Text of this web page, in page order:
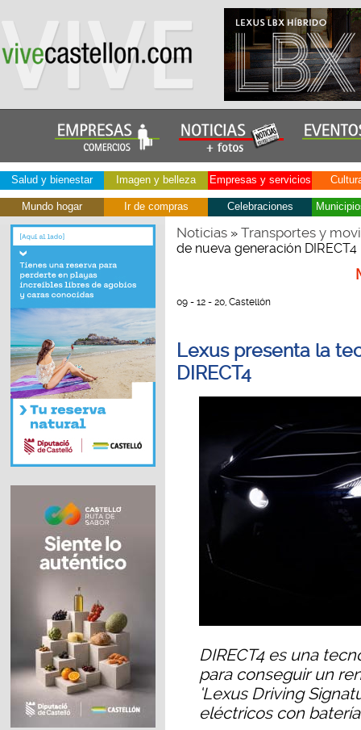
Salud y bienestar Imagen y belleza Empresas y servicios
Mundo hogar Ir de compras Celebraciones
Noticias» Transportes y
de nueva generación DIRECT4
09 - 12 - 20, Castellón
Lexus presenta la
DIRECT4
DIRECT4 es una
para conseguir un
‘Lexus Driving
eléctricos con